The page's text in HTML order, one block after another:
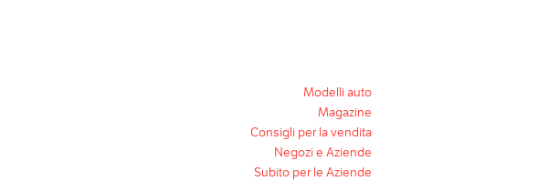
Modelli auto
Magazine
Consigli per la vendita
Negozi e Aziende
Subito per le Aziende